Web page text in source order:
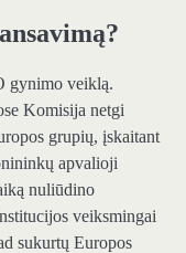
gynimo veiklą.
Komisija netgi
grupių, įskaitant
apvalioji
nuliūdino
veiksmingai
sukurtų Europos